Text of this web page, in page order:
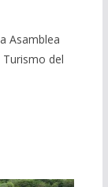
Asamblea
del